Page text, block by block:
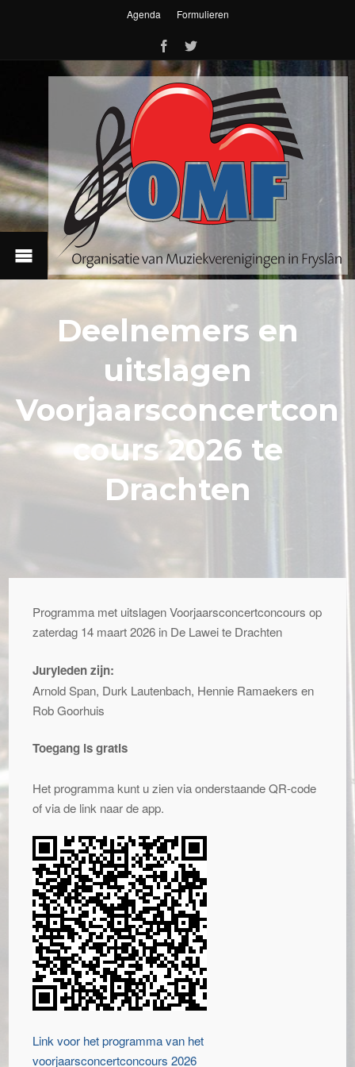
Agenda Formulieren
Deelnemers en
uitslagen
Voorjaarsconcertcon
cours 2026 te
Drachten
Programma met uitslagen Voorjaarsconcertconcours op
zaterdag 14 maart 2026 in De Lawei te Drachten
Juryleden zijn:
Arnold Span, Durk Lautenbach, Hennie Ramaekers en
Rob Goorhuis
Toegang is gratis
Het programma kunt u zien via onderstaande QR-code
of via de link naar de app.
Link voor het programma van het
voorjaarsconcertconcours 2026